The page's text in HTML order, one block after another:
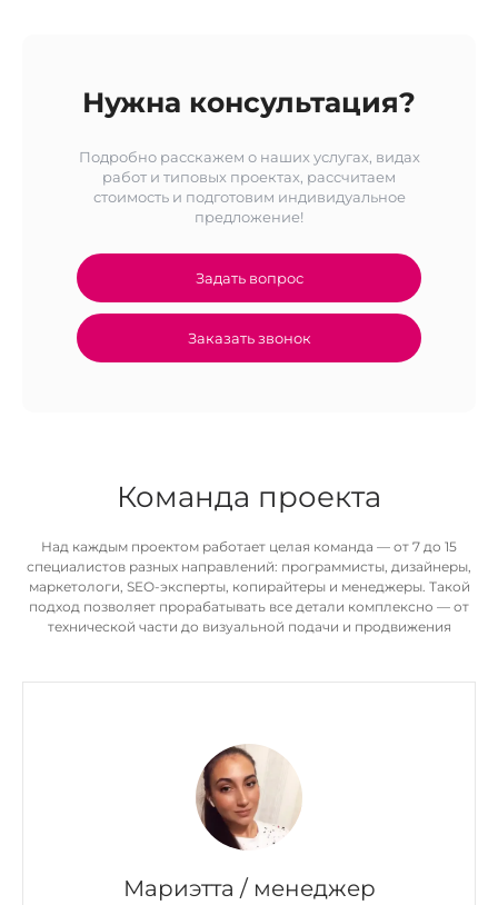
Нужна консультация?
Подробно расскажем о наших услугах, видах
работ и типовых проектах, рассчитаем
стоимость и подготовим индивидуальное
предложение!
Задать вопрос
Заказать звонок
Команда проекта
Над каждым проектом работает целая команда — от 7 до 15
специалистов разных направлений: программисты, дизайнеры,
маркетологи, SEO-эксперты, копирайтеры и менеджеры. Такой
подход позволяет прорабатывать все детали комплексно — от
технической части до визуальной подачи и продвижения
Мариэтта / менеджер